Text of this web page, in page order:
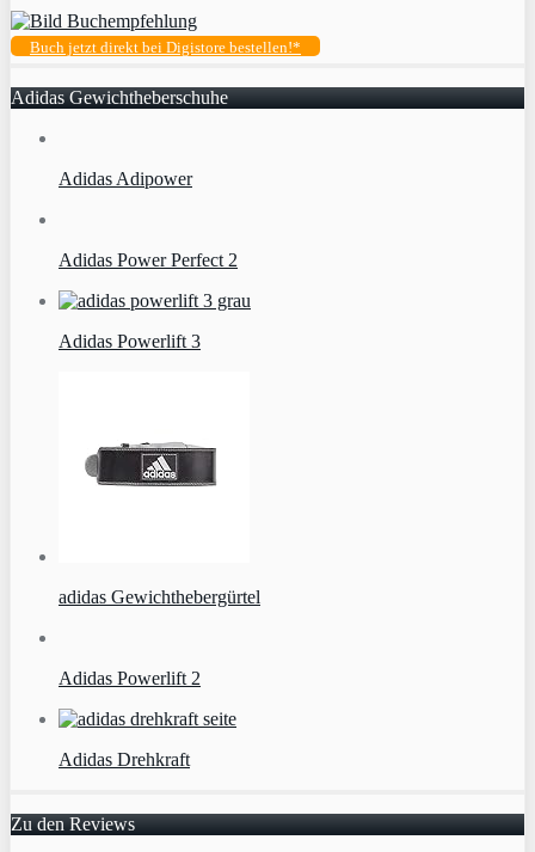
Buch jetzt direkt bei Digistore bestellen!*
Adidas Gewichtheberschuhe
Adidas Adipower
Adidas Power Perfect 2
Adidas Powerlift 3
adidas Gewichthebergürtel
Adidas Powerlift 2
Adidas Drehkraft
Zu den Reviews